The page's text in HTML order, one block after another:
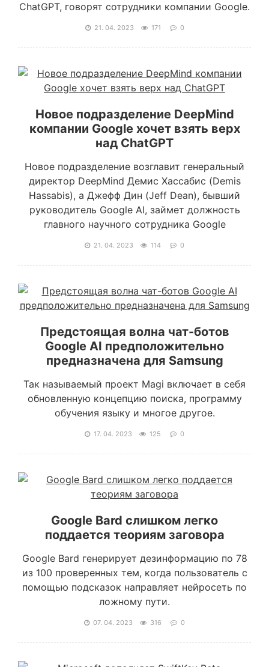
ChatGPT, говорят сотрудники компании Google.
21. 04. 2023 171 0
Новое подразделение DeepMind
компании Google хочет взять верх
над ChatGPT
Новое подразделение возглавит генеральный
директор DeepMind Демис Хассабис (Demis
Hassabis), а Джефф Дин (Jeff Dean), бывший
руководитель Google AI, займет должность
главного научного сотрудника Google
21. 04. 2023 114 0
Предстоящая волна чат-ботов
Google AI предположительно
предназначена для Samsung
Так называемый проект Magi включает в себя
обновленную концепцию поиска, программу
обучения языку и многое другое.
17. 04. 2023 125 0
Google Bard слишком легко
поддается теориям заговора
Google Bard генерирует дезинформацию по 78
из 100 проверенных тем, когда пользователь с
помощью подсказок направляет нейросеть по
ложному пути.
07. 04. 2023 316 0